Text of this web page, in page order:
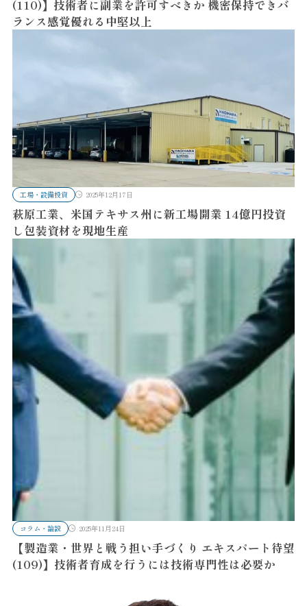
(110)】技術者に副業を許可すべきか 機密保持できバ
ランス感覚優れる中堅以上
工場・設備投資 2025年12月17日
萩原工業、米国テキサス州に新工場開業 14億円投資
し包装資材を現地生産
コラム・論説 2025年11月24日
【製造業・世界と戦う担い手づくり エキスパート待望
(109)】技術者育成を行うには技術専門性は必要か